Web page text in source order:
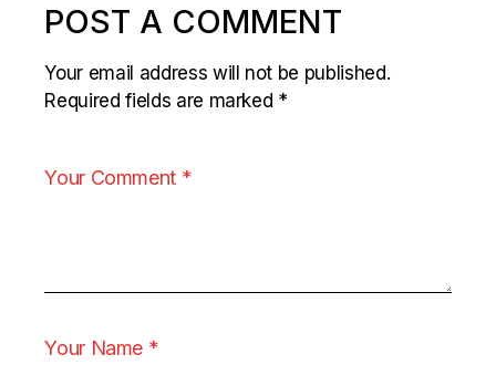
POST A COMMENT
Your email address will not be published.
Required fields are marked *